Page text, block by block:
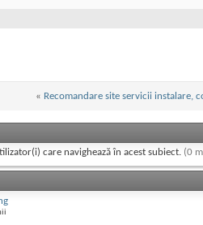
« Recomandare site servicii instalare,
care navighează în acest subiect. (0